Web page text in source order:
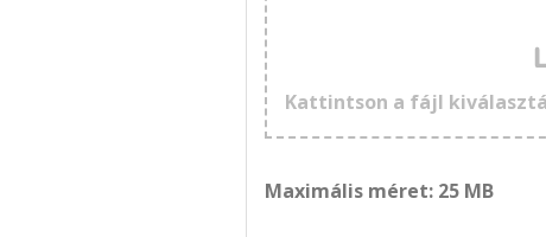
Kattintson a fájl
Maximális méret: 25 MB